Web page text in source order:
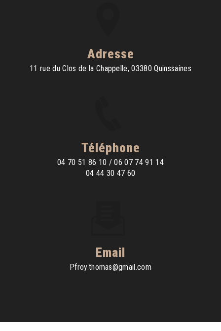
Adresse
11 rue du Clos de la Chappelle, 03380 Quinssaines
Téléphone
04 70 51 86 10 / 06 07 74 91 14
04 44 30 47 60
Email
pfroy.thomas@gmail.com